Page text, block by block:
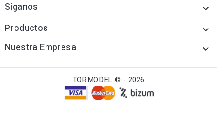
Síganos 
Productos 
Nuestra Empresa 
TORMODEL © - 2026